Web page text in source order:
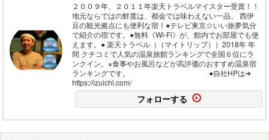
２００９年、２０１１年楽天トラベルマイスター受賞！！
地元ならではの鮮度は、都会では味わえない一品、 西伊
豆の観光拠点にも便利な宿！●テレビ東京☆いい旅夢気分
で紹介の宿です。●無料《Wi-Fi》が、館内でお部屋でも使
えます。● 楽天トラベル（（マイトリップ））2018年 年
間 クチコミで人気の温泉旅館ランキングで全国６位にラ
ンクイン。※食事やお風呂などが高評価のおすすめ温泉宿
ランキングです。 ●自社HPは➜
https://izuichi.com/
フォローする